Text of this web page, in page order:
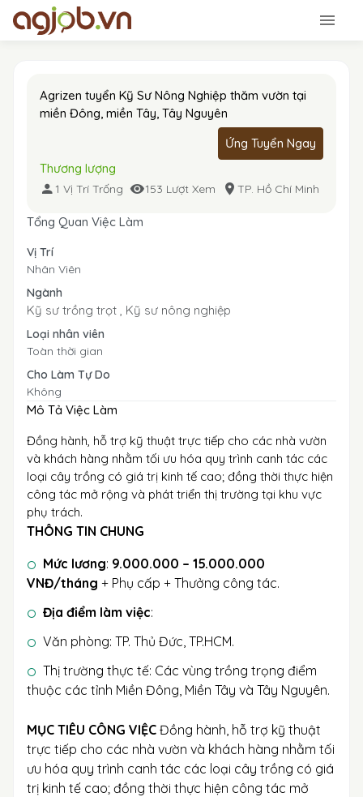
Agrizen tuyển Kỹ Sư Nông Nghiệp thăm vườn tại
miền Đông, miền Tây, Tây Nguyên
Ứng Tuyển Ngay
Thương lượng
1 Vị Trí Trống 153 Lượt Xem TP. Hồ Chí Minh
Tổng Quan Việc Làm
Vị Trí
Nhân Viên
Ngành
Kỹ sư trồng trọt , Kỹ sư nông nghiệp
Loại nhân viên
Toàn thời gian
Cho Làm Tự Do
Không
Mô Tả Việc Làm
Đồng hành, hỗ trợ kỹ thuật trực tiếp cho các nhà vườn
và khách hàng nhằm tối ưu hóa quy trình canh tác các
loại cây trồng có giá trị kinh tế cao; đồng thời thực hiện
công tác mở rộng và phát triển thị trường tại khu vực
phụ trách.
THÔNG TIN CHUNG
Mức lương: 9.000.000 – 15.000.000
VNĐ/tháng + Phụ cấp + Thưởng công tác.
Địa điểm làm việc:
Văn phòng: TP. Thủ Đức, TP.HCM.
Thị trường thực tế: Các vùng trồng trọng điểm
thuộc các tỉnh Miền Đông, Miền Tây và Tây Nguyên.
MỤC TIÊU CÔNG VIỆC Đồng hành, hỗ trợ kỹ thuật
trực tiếp cho các nhà vườn và khách hàng nhằm tối
ưu hóa quy trình canh tác các loại cây trồng có giá
trị kinh tế cao; đồng thời thực hiện công tác mở